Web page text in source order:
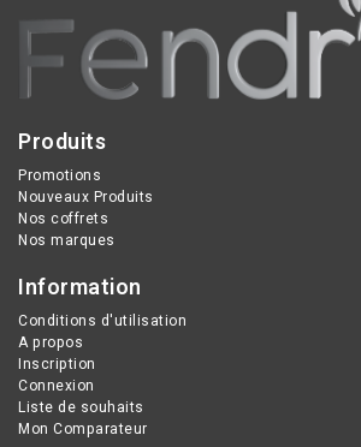
Produits
Promotions
Nouveaux Produits
Nos coffrets
Nos marques
Information
Conditions d'utilisation
A propos
Inscription
Connexion
Liste de souhaits
Mon Comparateur